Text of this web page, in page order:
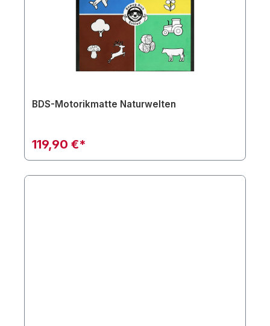
BDS-Motorikmatte Naturwelten
119,90 €*